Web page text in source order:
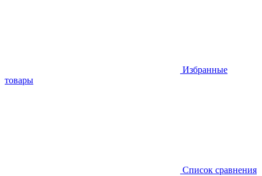
Избранные
товары
Список сравнения